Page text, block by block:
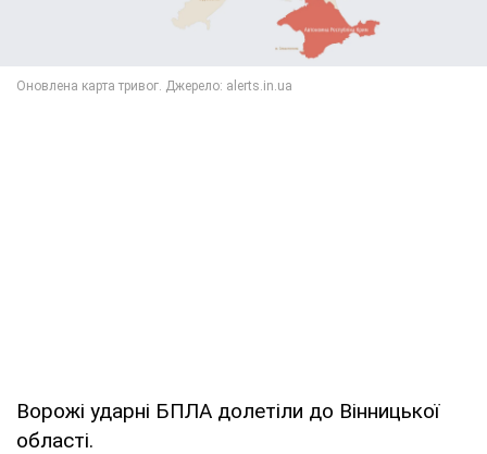
Ворожі ударні БПЛА долетіли до Вінницької
області.